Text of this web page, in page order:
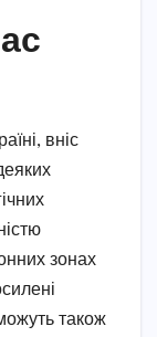
вніс
зонах
також